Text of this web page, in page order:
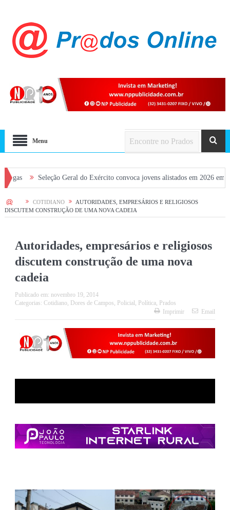
Menu
Seleção Geral do Exército convoca jovens alistados em 2026 em Prados
HOME COTIDIANO
AUTORIDADES, EMPRESÁRIOS E RELIGIOSOS
DISCUTEM CONSTRUÇÃO DE UMA NOVA CADEIA
Autoridades, empresários e religiosos
discutem construção de uma nova
cadeia
Publicado em: novembro 19, 2014
Categorias: Cotidiano, Dores de Campos, Policial , Política, Prados
Imprimir
Email